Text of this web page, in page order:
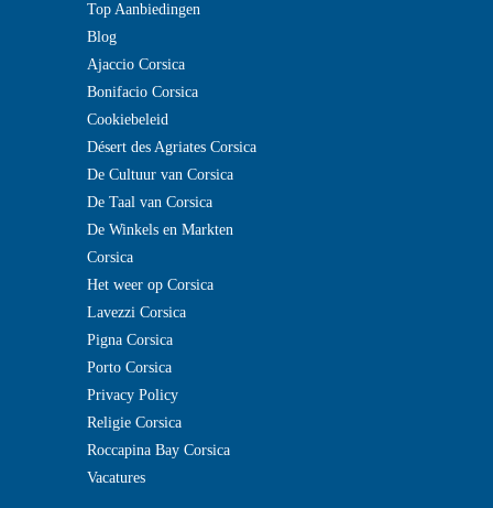
Top Aanbiedingen
Blog
Ajaccio Corsica
Bonifacio Corsica
Cookiebeleid
Désert des Agriates Corsica
De Cultuur van Corsica
De Taal van Corsica
De Winkels en Markten
Corsica
Het weer op Corsica
Lavezzi Corsica
Pigna Corsica
Porto Corsica
Privacy Policy
Religie Corsica
Roccapina Bay Corsica
Vacatures